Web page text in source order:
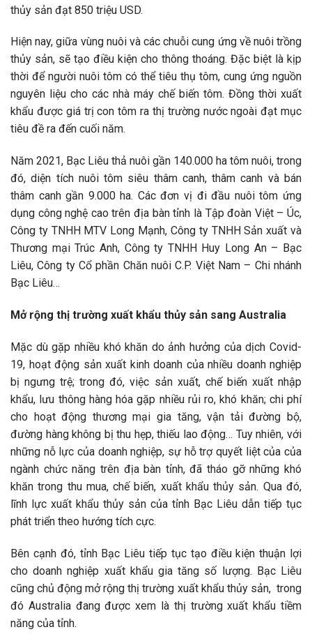
thủy sản đạt 850 triệu USD.
Hiện nay, giữa vùng nuôi và các chuỗi cung ứng về nuôi trồng
thủy sản, sẽ tạo điều kiện cho thông thoáng. Đặc biệt là kịp
thời để người nuôi tôm có thể tiêu thụ tôm, cung ứng nguồn
nguyên liệu cho các nhà máy chế biến tôm. Đồng thời xuất
khẩu được giá trị con tôm ra thị trường nước ngoài đạt mục
tiêu đề ra đến cuối năm.
Năm 2021, Bạc Liêu thả nuôi gần 140.000 ha tôm nuôi, trong
đó, diện tích nuôi tôm siêu thâm canh, thâm canh và bán
thâm canh gần 9.000 ha. Các đơn vị đi đầu nuôi tôm ứng
dụng công nghệ cao trên địa bàn tỉnh là Tập đoàn Việt – Úc,
Công ty TNHH MTV Long Mạnh, Công ty TNHH Sản xuất và
Thương mại Trúc Anh, Công ty TNHH Huy Long An – Bạc
Liêu, Công ty Cổ phần Chăn nuôi C.P. Việt Nam – Chi nhánh
Bạc Liêu…
Mở rộng thị trường xuất khẩu thủy sản sang Australia
Mặc dù gặp nhiều khó khăn do ảnh hưởng của dịch Covid-
19, hoạt động sản xuất kinh doanh của nhiều doanh nghiệp
bị ngưng trệ; trong đó, việc sản xuất, chế biến xuất nhập
khẩu, lưu thông hàng hóa gặp nhiều rủi ro, khó khăn; chi phí
cho hoạt động thương mại gia tăng, vận tải đường bộ,
đường hàng không bị thu hẹp, thiếu lao động… Tuy nhiên, với
những nỗ lực của doanh nghiệp, sự hỗ trợ quyết liệt của của
ngành chức năng trên địa bàn tỉnh, đã tháo gỡ những khó
khăn trong thu mua, chế biến, xuất khẩu thủy sản. Qua đó,
lĩnh lực xuất khẩu thủy sản của tỉnh Bạc Liêu dẫn tiếp tục
phát triển theo hướng tích cực.
Bên cạnh đó, tỉnh Bạc Liêu tiếp tục tạo điều kiện thuận lợi
cho doanh nghiệp xuất khẩu gia tăng số lượng. Bạc Liêu
cũng chủ động mở rộng thị trường xuất khẩu thủy sản, trong
đó Australia đang được xem là thị trường xuất khẩu tiềm
năng của tỉnh.